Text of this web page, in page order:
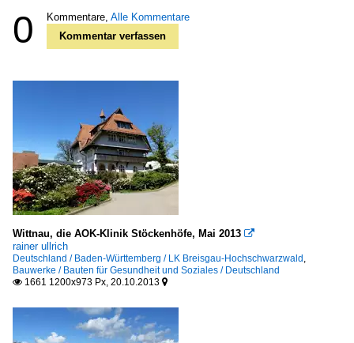
0 Kommentare, Alle Kommentare
Kommentar verfassen
Wittnau, die AOK-Klinik Stöckenhöfe, Mai 2013 
rainer ullrich
Deutschland / Baden-Württemberg / LK Breisgau-Hochschwarzwald ,
Bauwerke / Bauten für Gesundheit und Soziales / Deutschland
 1661 1200x973 Px, 20.10.2013 